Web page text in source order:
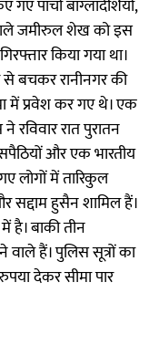
गए पांचों बांग्लादेशियों,
जमीरुल शेख को इस
किया गया था।
बचकर रानीनगर की
में प्रवेश कर गए थे। एक
रविवार रात पुरातन
और एक भारतीय
लोगों में तारिकुल
सद्दाम हुसैन शामिल हैं।
है। बाकी तीन
वाले हैं। पुलिस सूत्रों का
देकर सीमा पार